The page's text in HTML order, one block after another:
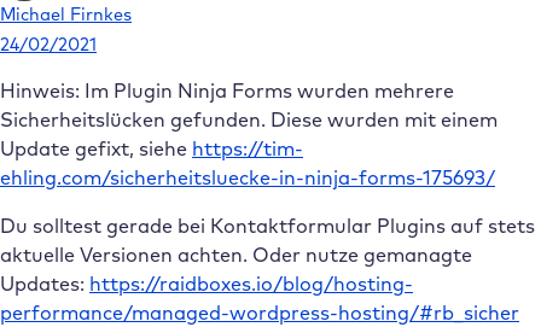
Michael Firnkes
24/02/2021
Hinweis: Im Plugin Ninja Forms wurden mehrere
Sicherheitslücken gefunden. Diese wurden mit einem
Update gefixt, siehe https://tim-
ehling.com/sicherheitsluecke-in-ninja-forms-175693/
Du solltest gerade bei Kontaktformular Plugins auf stets
aktuelle Versionen achten. Oder nutze gemanagte
Updates: https://raidboxes.io/blog/hosting-
performance/managed-wordpress-hosting/#rb_sicher